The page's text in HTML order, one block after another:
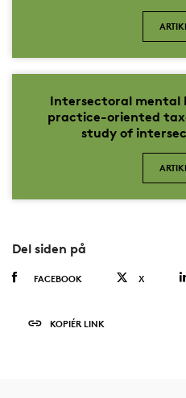
Intersectoral mental
practice-oriented
study of
Del siden på
FACEBOOK X
KOPIÉR LINK